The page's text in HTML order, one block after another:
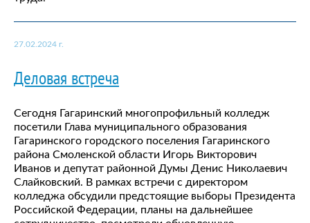
27.02.2024 г.
Деловая встреча
Сегодня Гагаринский многопрофильный колледж
посетили Глава муниципального образования
Гагаринского городского поселения Гагаринского
района Смоленской области Игорь Викторович
Иванов и депутат районной Думы Денис Николаевич
Слайковский. В рамках встречи с директором
колледжа обсудили предстоящие выборы Президента
Российской Федерации, планы на дальнейшее